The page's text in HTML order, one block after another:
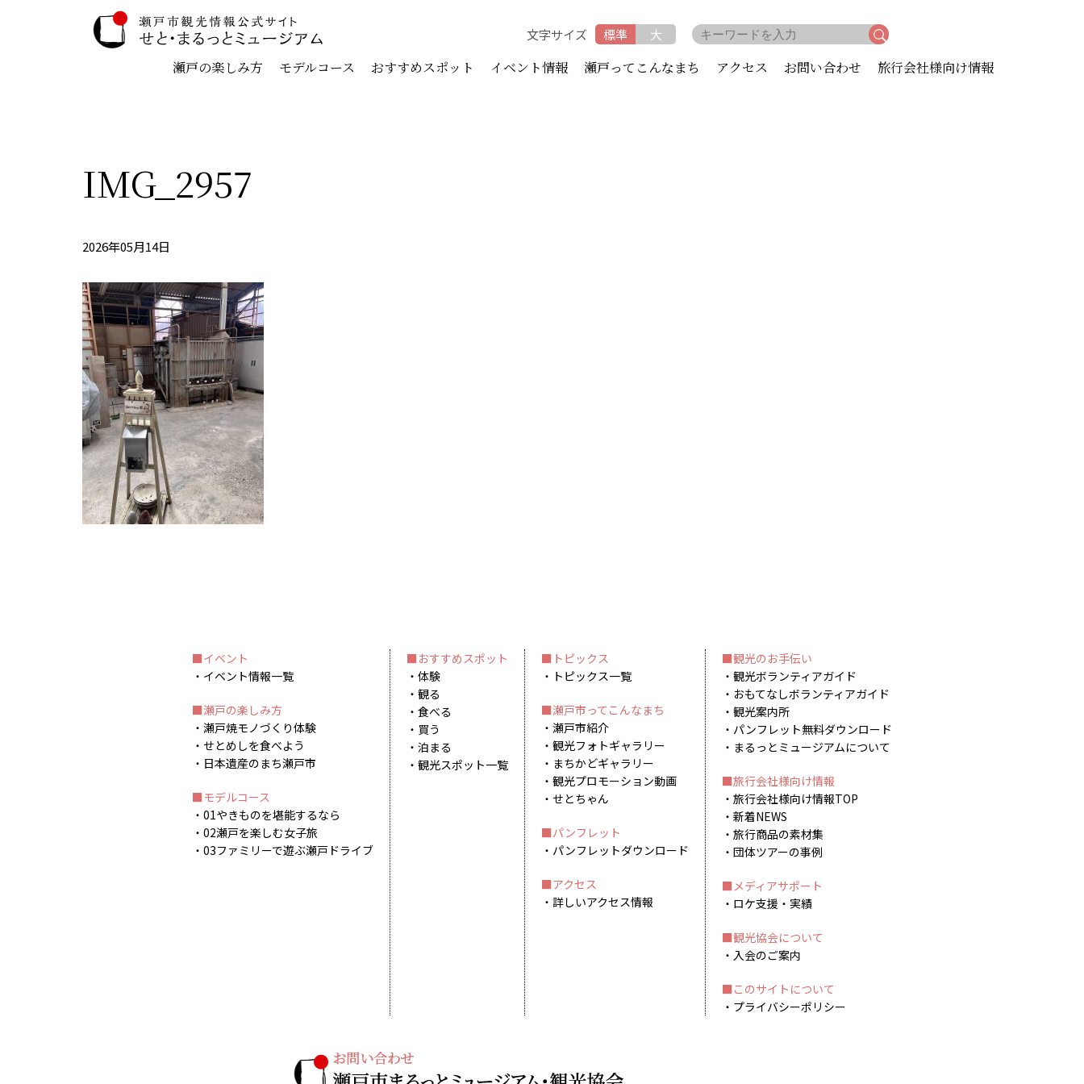
文字サイズ 標準 大
瀬戸の楽しみ方 モデルコース おすすめスポット イベント情報 瀬戸ってこんなまち アクセス お問い合わせ 旅行会社様向け情報
IMG_2957
2026年05月14日
イベント
イベント情報一覧
瀬戸の楽しみ方
瀬戸焼モノづくり体験
せとめしを食べよう
日本遺産のまち瀬戸市
モデルコース
01やきものを堪能するなら
02瀬戸を楽しむ女子旅
03ファミリーで遊ぶ瀬戸ドライブ
おすすめスポット
体験
観る
食べる
買う
泊まる
観光スポット一覧
トピックス
トピックス一覧
瀬戸市ってこんなまち
瀬戸市紹介
観光フォトギャラリー
まちかどギャラリー
観光プロモーション動画
せとちゃん
パンフレット
パンフレットダウンロード
アクセス
詳しいアクセス情報
観光のお手伝い
観光ボランティアガイド
おもてなしボランティアガイド
観光案内所
パンフレット無料ダウンロード
まるっとミュージアムについて
旅行会社様向け情報
旅行会社様向け情報TOP
新着NEWS
旅行商品の素材集
団体ツアーの事例
メディアサポート
ロケ支援・実績
観光協会について
入会のご案内
このサイトについて
プライバシーポリシー